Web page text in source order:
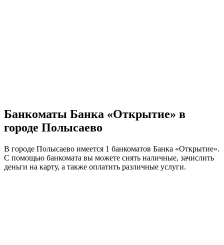
Банкоматы Банка «Открытие» в
городе Полысаево
В городе Полысаево имеется 1 банкоматов Банка «Открытие».
С помощью банкомата вы можете снять наличные, зачислить
деньги на карту, а также оплатить различные услуги.